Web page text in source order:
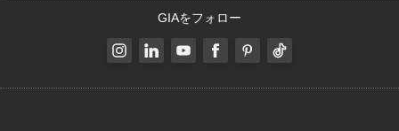
GIAをフォロー